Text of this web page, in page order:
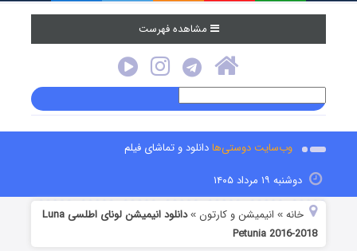
مشاهده فهرست
وب‌سایت دوستی‌هادانلود و تماشای فیلم
دوشنبه ۱۹ مرداد ۱۴۰۵
خانه » انیمیشن و کارتون »
دانلود انیمیشن لونای اطلسی Luna
Petunia 2016-2018